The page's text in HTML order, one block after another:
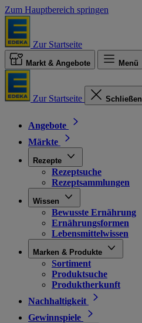
Zum Hauptbereich springen
Zur Startseite
Markt & Angebote Menü
Zur Startseite Schließen
Angebote
Märkte
Rezepte
Rezeptsuche
Rezeptsammlungen
Wissen
Bewusste Ernährung
Ernährungsformen
Lebensmittelwissen
Marken & Produkte
Sortiment
Produktsuche
Produktherkunft
Nachhaltigkeit
Gewinnspiele